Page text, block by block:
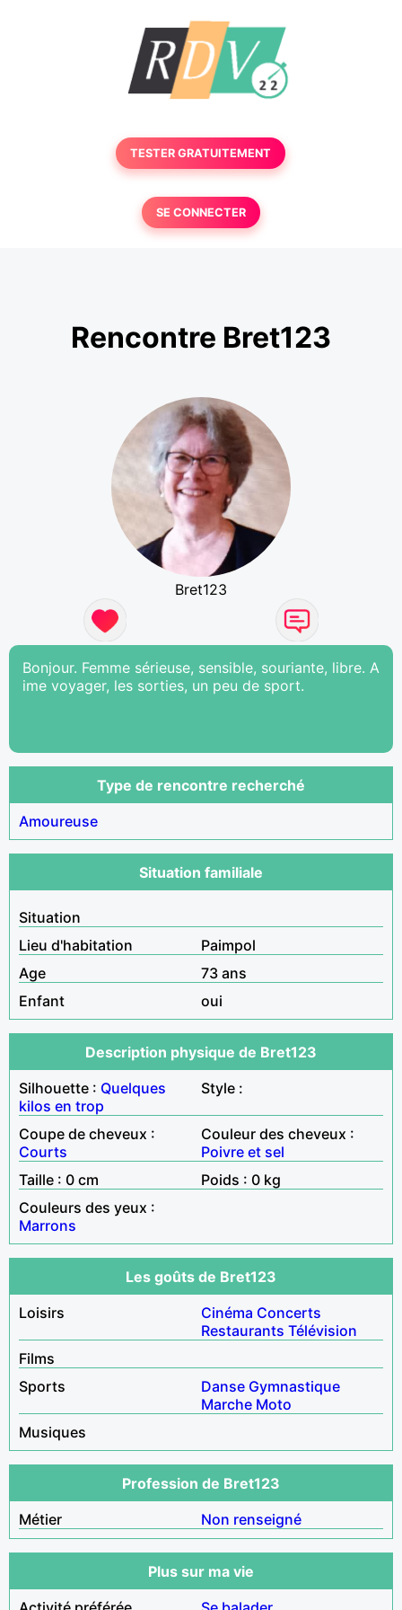
TESTER GRATUITEMENT
SE CONNECTER
Rencontre Bret123
Bret123
Bonjour. Femme sérieuse, sensible, souriante, libre. A
ime voyager, les sorties, un peu de sport.
Type de rencontre recherché
Amoureuse
Situation familiale
Situation
Lieu d'habitation
Paimpol
Age
73 ans
Enfant
oui
Description physique de Bret123
Silhouette : Quelques
kilos en trop
Style :
Coupe de cheveux :
Courts
Couleur des cheveux :
Poivre et sel
Taille : 0 cm
Poids : 0 kg
Couleurs des yeux :
Marrons
Les goûts de Bret123
Loisirs
Cinéma Concerts
Restaurants Télévision
Films
Sports
Danse Gymnastique
Marche Moto
Musiques
Profession de Bret123
Métier
Non renseigné
Plus sur ma vie